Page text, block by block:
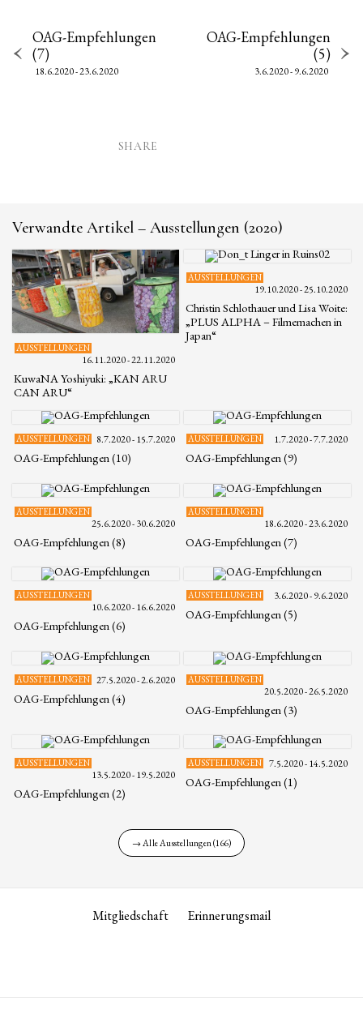
OAG-Empfehlungen
(7)
18.6.2020 - 23.6.2020
OAG-Empfehlungen
(5)
3.6.2020 - 9.6.2020
SHARE
Verwandte Artikel – Ausstellungen (2020)
AUSSTELLUNGEN
16.11.2020 - 22.11.2020
KuwaNA Yoshiyuki: „KAN ARU
CAN ARU“
AUSSTELLUNGEN
19.10.2020 - 25.10.2020
Christin Schlothauer und Lisa Woite:
„PLUS ALPHA – Filmemachen in
Japan“
AUSSTELLUNGEN 8.7.2020 - 15.7.2020
OAG-Empfehlungen (10)
AUSSTELLUNGEN 1.7.2020 - 7.7.2020
OAG-Empfehlungen (9)
AUSSTELLUNGEN
25.6.2020 - 30.6.2020
OAG-Empfehlungen (8)
AUSSTELLUNGEN
18.6.2020 - 23.6.2020
OAG-Empfehlungen (7)
AUSSTELLUNGEN
10.6.2020 - 16.6.2020
OAG-Empfehlungen (6)
AUSSTELLUNGEN 3.6.2020 - 9.6.2020
OAG-Empfehlungen (5)
AUSSTELLUNGEN 27.5.2020 - 2.6.2020
OAG-Empfehlungen (4)
AUSSTELLUNGEN
20.5.2020 - 26.5.2020
OAG-Empfehlungen (3)
AUSSTELLUNGEN
13.5.2020 - 19.5.2020
OAG-Empfehlungen (2)
AUSSTELLUNGEN 7.5.2020 - 14.5.2020
OAG-Empfehlungen (1)
→ Alle Ausstellungen (166)
Mitgliedschaft Erinnerungsmail